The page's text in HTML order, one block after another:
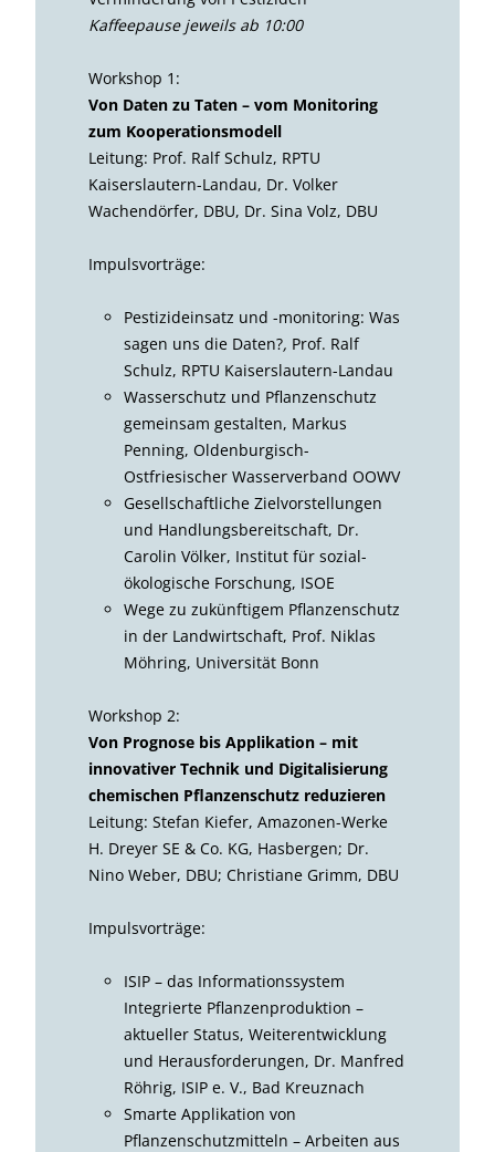
Kaffeepause jeweils ab 10:00
Workshop 1:
Von Daten zu Taten – vom Monitoring
zum Kooperationsmodell
Leitung: Prof. Ralf Schulz, RPTU
Kaiserslautern-Landau, Dr. Volker
Wachendörfer, DBU, Dr. Sina Volz, DBU
Impulsvorträge:
Pestizideinsatz und -monitoring: Was
sagen uns die Daten?, Prof. Ralf
Schulz, RPTU Kaiserslautern-Landau
Wasserschutz und Pflanzenschutz
gemeinsam gestalten, Markus
Penning, Oldenburgisch-
Ostfriesischer Wasserverband OOWV
Gesellschaftliche Zielvorstellungen
und Handlungsbereitschaft, Dr.
Carolin Völker, Institut für sozial-
ökologische Forschung, ISOE
Wege zu zukünftigem Pflanzenschutz
in der Landwirtschaft, Prof. Niklas
Möhring, Universität Bonn
Workshop 2:
Von Prognose bis Applikation – mit
innovativer Technik und Digitalisierung
chemischen Pflanzenschutz reduzieren
Leitung: Stefan Kiefer, Amazonen-Werke
H. Dreyer SE & Co. KG, Hasbergen; Dr.
Nino Weber, DBU; Christiane Grimm, DBU
Impulsvorträge:
ISIP – das Informationssystem
Integrierte Pflanzenproduktion –
aktueller Status, Weiterentwicklung
und Herausforderungen, Dr. Manfred
Röhrig, ISIP e. V., Bad Kreuznach
Smarte Applikation von
Pflanzenschutzmitteln – Arbeiten aus